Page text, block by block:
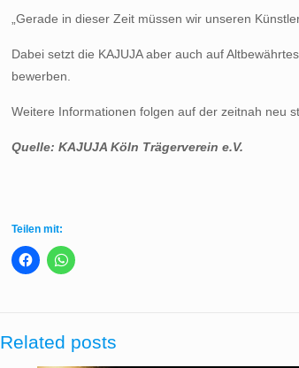
„Gerade in dieser Zeit müssen wir unseren
Dabei setzt die KAJUJA aber auch auf
bewerben.
Weitere Informationen folgen auf der zeitnah neu
Quelle: KAJUJA Köln Trägerverein e.V.
Teilen mit:
Related posts